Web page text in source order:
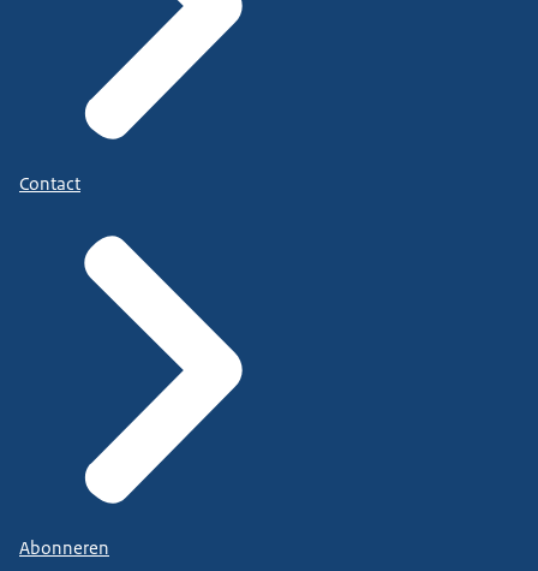
Contact
Abonneren